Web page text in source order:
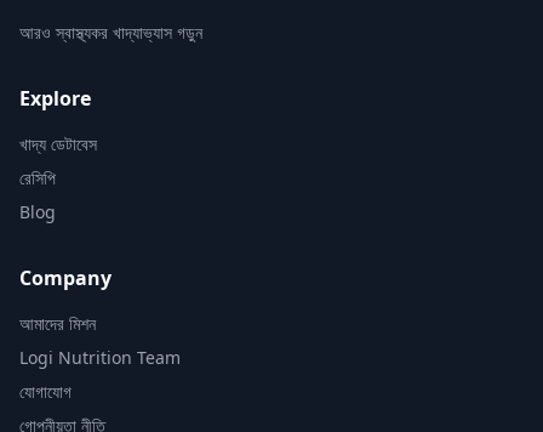
আরও স্বাস্থ্যকর খাদ্যাভ্যাস গড়ুন
Explore
খাদ্য ডেটাবেস
রেসিপি
Blog
Company
আমাদের মিশন
Logi Nutrition Team
যোগাযোগ
গোপনীয়তা নীতি